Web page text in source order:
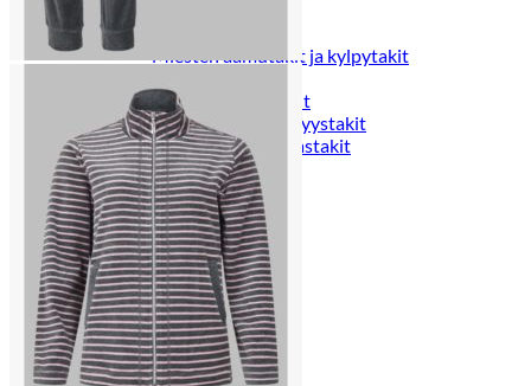
Miesten aamutakit ja kylpytakit
Miesten nahkatakit
Miesten kevät-ja syystakit
Miesten villakangastakit
Miesten talvitakit
NAISET
Naisten paidat
Naisten colleget
Paidat, tunikat ja jakut
Trikoopaidat
Naisten puserot
Tunikat
Jakut ja liivit
Naisten neuleet